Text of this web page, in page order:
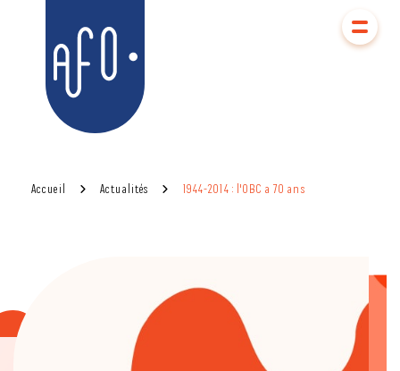
menu
contenu
AFO
Accueil Actualités 1944-2014 : l'OBC a 70 ans